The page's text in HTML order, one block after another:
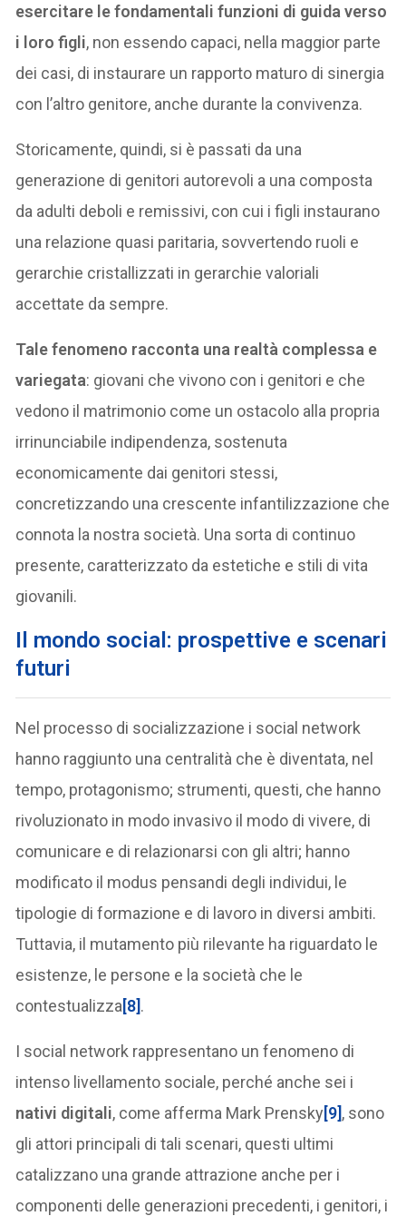
esercitare le fondamentali funzioni di guida verso
i loro figli, non essendo capaci, nella maggior parte
dei casi, di instaurare un rapporto maturo di sinergia
con l’altro genitore, anche durante la convivenza.
Storicamente, quindi, si è passati da una
generazione di genitori autorevoli a una composta
da adulti deboli e remissivi, con cui i figli instaurano
una relazione quasi paritaria, sovvertendo ruoli e
gerarchie cristallizzati in gerarchie valoriali
accettate da sempre.
Tale fenomeno racconta una realtà complessa e
variegata: giovani che vivono con i genitori e che
vedono il matrimonio come un ostacolo alla propria
irrinunciabile indipendenza, sostenuta
economicamente dai genitori stessi,
concretizzando una crescente infantilizzazione che
connota la nostra società. Una sorta di continuo
presente, caratterizzato da estetiche e stili di vita
giovanili.
Il mondo social: prospettive e scenari
futuri
Nel processo di socializzazione i social network
hanno raggiunto una centralità che è diventata, nel
tempo, protagonismo; strumenti, questi, che hanno
rivoluzionato in modo invasivo il modo di vivere, di
comunicare e di relazionarsi con gli altri; hanno
modificato il modus pensandi degli individui, le
tipologie di formazione e di lavoro in diversi ambiti.
Tuttavia, il mutamento più rilevante ha riguardato le
esistenze, le persone e la società che le
contestualizza[8].
I social network rappresentano un fenomeno di
intenso livellamento sociale, perché anche sei i
nativi digitali, come afferma Mark Prensky[9], sono
gli attori principali di tali scenari, questi ultimi
catalizzano una grande attrazione anche per i
componenti delle generazioni precedenti, i genitori, i